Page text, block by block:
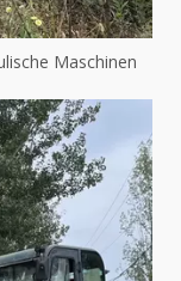
Maschinen